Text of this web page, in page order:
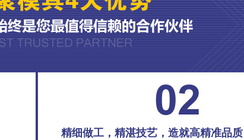
精细做工，精湛技艺，造就高精准品质